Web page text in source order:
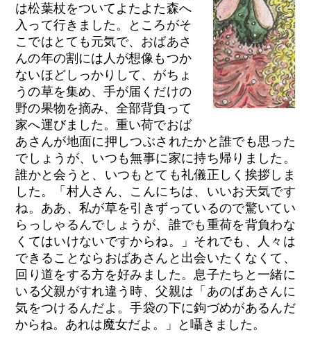
は松葉杖をついてよたよた森へ
入って行きました。ところがそ
こではとても元気で、おばあさ
んの年の割には人が想像もつか
ないほどしっかりして、がちょ
うの草を集め、手が届くだけの
野の果物を摘み、全部背負って
家へ運びました。重い荷でおば
あさんが地面に押しつぶされたかと誰でも思った
でしょうが、いつも無事に家に持ち帰りました。
誰かと会うと、いつもとても礼儀正しく挨拶しま
した。「村人さん、こんにちは、いいお天気です
ね。ああ、私が草を引きずっているので驚いてい
らっしゃるんでしょうが、誰でも重荷を背負わな
くてはいけないですからね。」それでも、人々は
できることならおばあさんと出会いたくなくて、
回り道をする方を好みました。息子たちと一緒に
いる父親がすれ違う時、父親は「あのばあさんに
気をつけるんだよ。手袋の下に鉤づめがあるんだ
からね。あれは魔女だよ。」と囁きました。